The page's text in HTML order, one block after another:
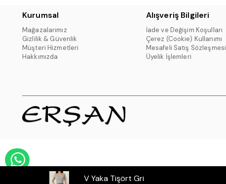
Kurumsal
Mağazalarımız
Gizlilik & Güvenlik
Müşteri Hizmetleri
Hakkımızda
Alışveriş Bilgileri
İade ve Değişim Koşulları
Çerez (Cookie) Kullanımı
Mesafeli Satış Sözleşmesi
Üyelik İşlemleri
V Yaka Tişört Gri